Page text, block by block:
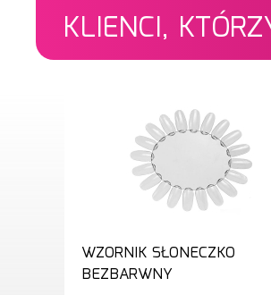
KLIENCI,
WZORNIK SŁONECZKO
BEZBARWNY